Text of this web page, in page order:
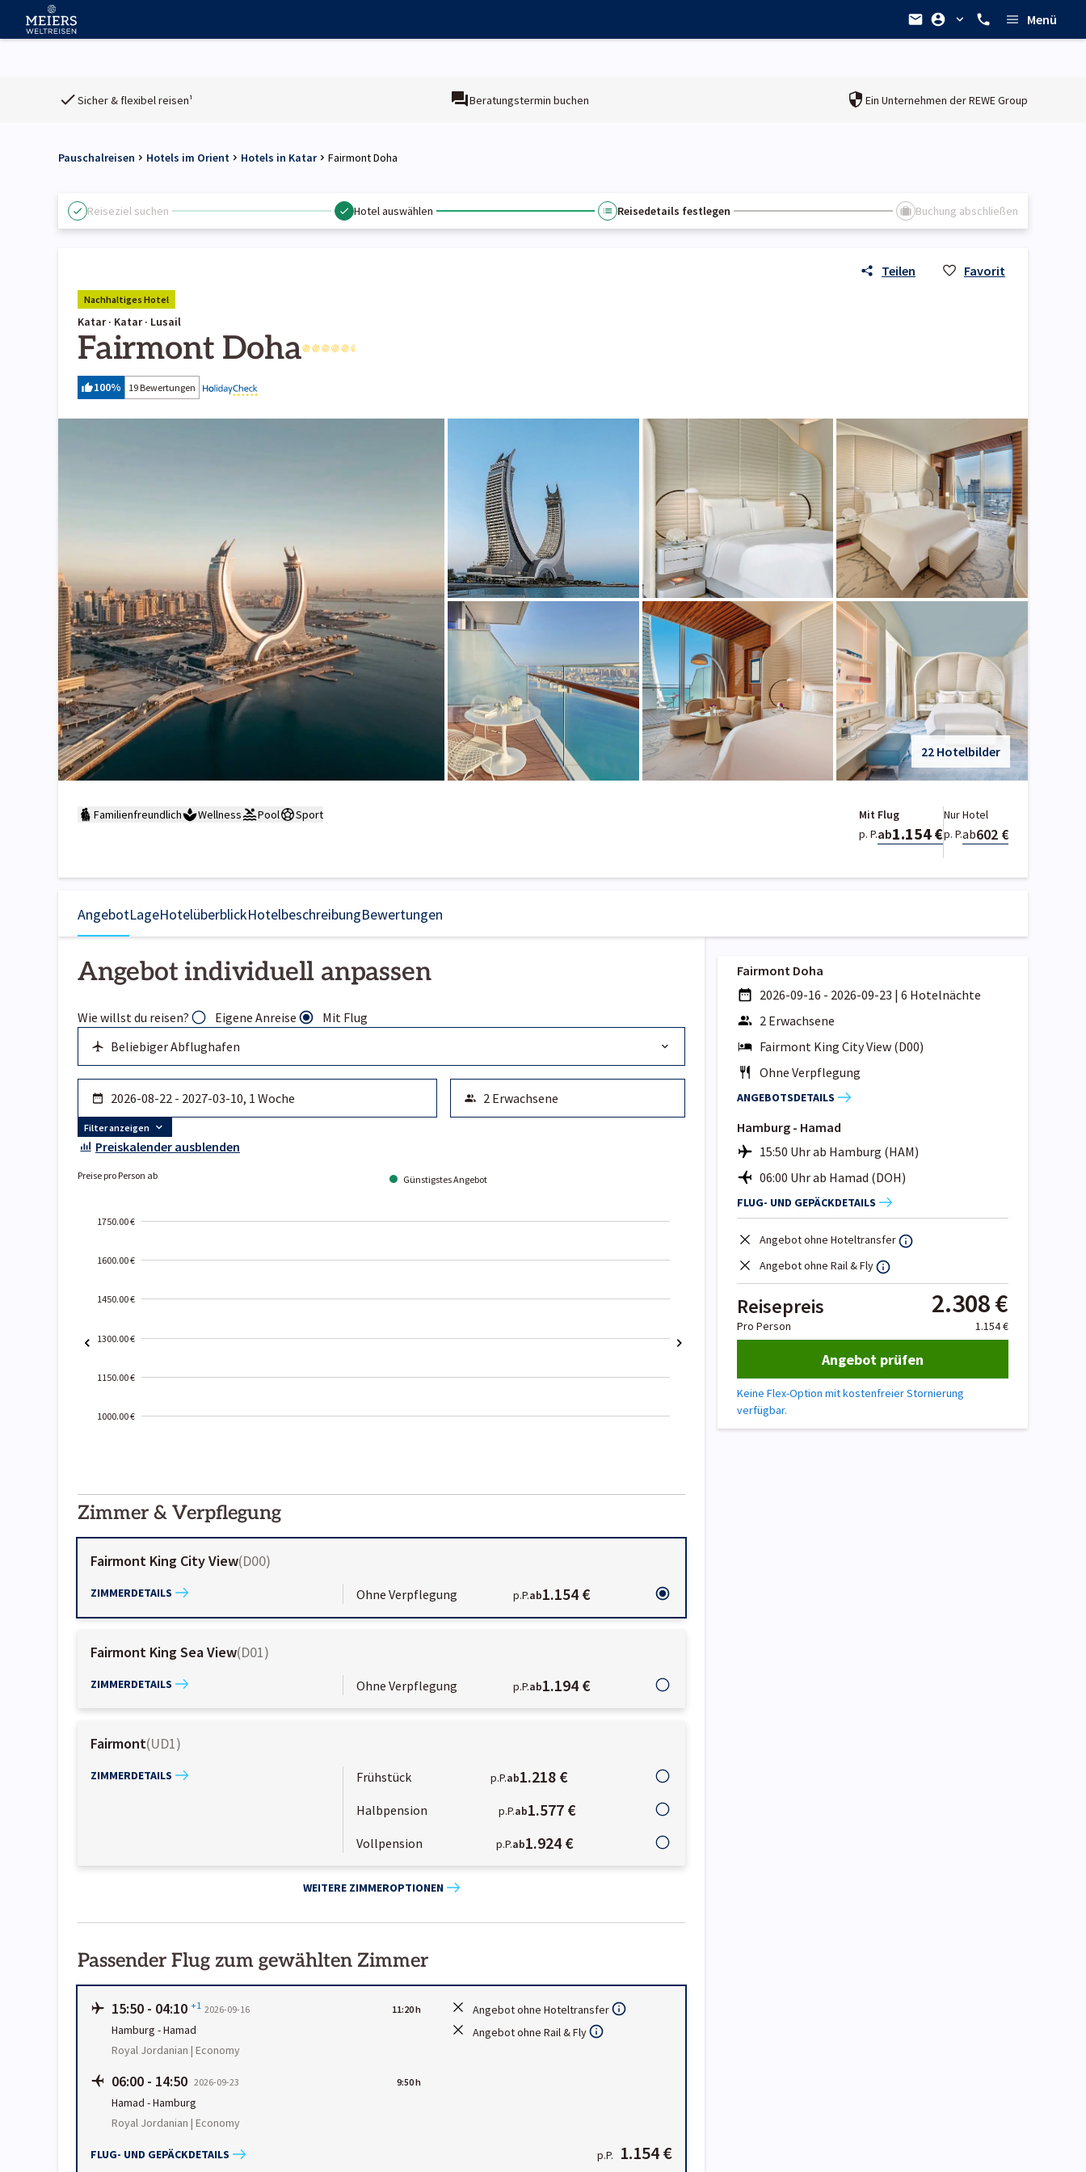
Menü
Sicher & flexibel reisen¹ Beratungstermin buchen Ein Unternehmen derREWE Group
Pauschalreisen Hotels im Orient Hotels in Katar Fairmont Doha
Reiseziel suchen Hotel auswählen Reisedetails festlegen Buchung abschließen
Teilen Favorit
Nachhaltiges Hotel
Katar · Katar · Lusail
Fairmont Doha
100% 19 Bewertungen
22 Hotelbilder
Familienfreundlich Wellness Pool Sport
Mit Flug
p. P.ab1.154 €
Nur Hotel
p. P.ab602 €
AngebotLageHotelüberblickHotelbeschreibungBewertungen
Angebot individuell anpassen
Wie willst du reisen? Eigene Anreise Mit Flug
Filter anzeigen
Preiskalender ausblenden
Preise pro Person ab Günstigstes Angebot
1750.00 €
1600.00 €
1450.00 €
1300.00 €
1150.00 €
1000.00 €
01-02
Zimmer & Verpflegung
Fairmont King City View(D00)
ZIMMERDETAILS Ohne Verpflegung p.P.ab1.154 €
Fairmont King Sea View(D01)
ZIMMERDETAILS Ohne Verpflegung p.P.ab1.194 €
Fairmont(UD1)
ZIMMERDETAILS Frühstück p.P.ab1.218 €
Halbpension p.P.ab1.577 €
Vollpension p.P.ab1.924 €
WEITERE ZIMMEROPTIONEN
Passender Flug zum gewählten Zimmer
15:50 - 04:10 +1 2026-09-16 11:20 h
Hamburg -Hamad
Royal Jordanian | Economy
06:00 - 14:50 2026-09-23 9:50 h
Hamad -Hamburg
Royal Jordanian | Economy
FLUG- UND GEPÄCKDETAILS
Angebot ohne Hoteltransfer
Angebot ohne Rail & Fly
p.P. 1.154 €
Fairmont Doha
2026-09-16 - 2026-09-23 | 6 Hotelnächte
2 Erwachsene
Fairmont King City View (D00)
Ohne Verpflegung
ANGEBOTSDETAILS
Hamburg - Hamad
15:50 Uhr ab Hamburg (HAM)
06:00 Uhr ab Hamad (DOH)
FLUG- UND GEPÄCKDETAILS
Angebot ohne Hoteltransfer
Angebot ohne Rail & Fly
Reisepreis 2.308 €
Pro Person 1.154 €
Angebot prüfen
Keine Flex-Option mit kostenfreier Stornierung
verfügbar.